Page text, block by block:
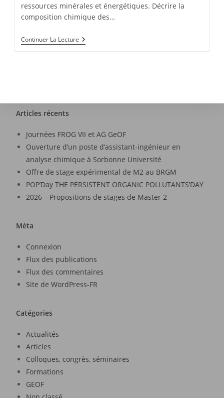
ressources minérales et énergétiques. Décrire la
composition chimique des…
Continuer La Lecture
Articles récents
Journées FROG VII et AG GeOF
Ouverture d’un poste d’assistant-ingénieur en
analyse chimique à Sorbonne Université
Offre de stage expérimental de M2 au BRGM
POP’Day THE PERSISTENT ORGANIC POLLUTANTS’DAY
2026 – Propositions de stages de Master 2
Méta
Connexion
Flux des publications
Flux des commentaires
Site de WordPress-FR
Catégories
Actualités
Articles
Colloques, congrès, séminaires
Formations
GEOF